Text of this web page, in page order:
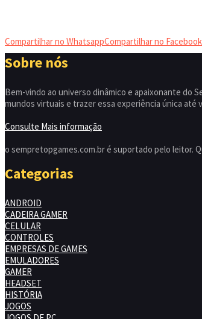
Compartilhar no WhatsappCompartilhar no Facebook
Sobre nós
Bem-vindo ao universo dinâmico e apaixonante do
mundos virtuais e trazer essa experiência única até
Consulte Mais informação
o sempretopgames.com.br é suportado pelo leitor.
Categorias
ANDROID
CADEIRA GAMER
CELULAR
CONTROLES
EMPRESAS DE GAMES
EMULADORES
GAMER
HEADSET
HISTÓRIA
JOGOS